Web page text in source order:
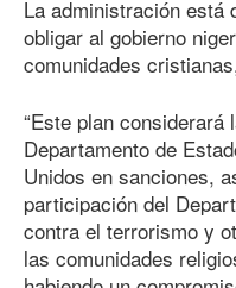
La administración está
obligar al gobierno
comunidades
“Este plan considerará
Departamento de
Unidos en sanciones,
participación del
contra el terrorismo y
las comunidades